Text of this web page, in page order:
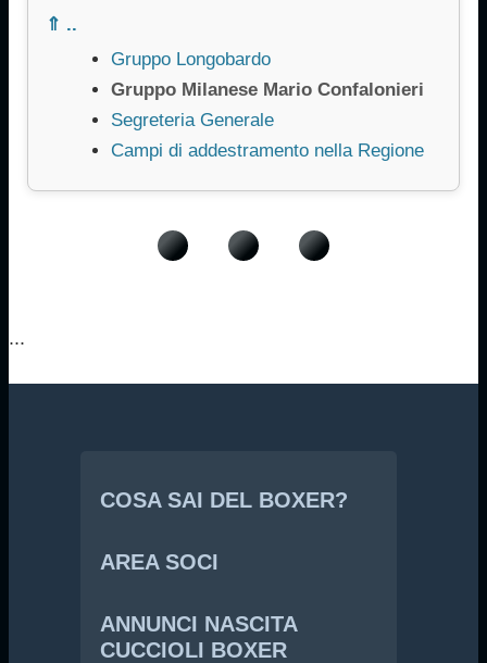
⇑ ..
Gruppo Longobardo
Gruppo Milanese Mario Confalonieri
Segreteria Generale
Campi di addestramento nella Regione
...
COSA SAI DEL BOXER?
AREA SOCI
ANNUNCI NASCITA
CUCCIOLI BOXER